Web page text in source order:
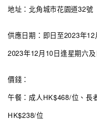
地址：北角城市花園道32號
供應日期：即日至2023年
2023年12月10日逢星期六及
價錢：
午餐：成人HK$468/位、長
HK$238/位